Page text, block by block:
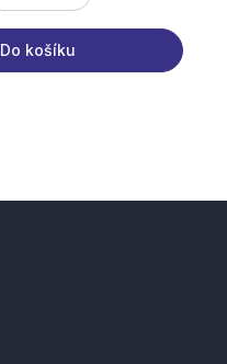
Do košíku